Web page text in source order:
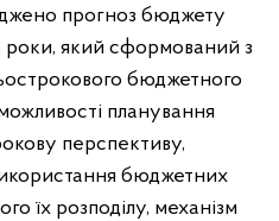
прогноз бюджету
роки, який сформований з
бюджетного
планування
перспективу,
бюджетних
їх розподілу, механізм